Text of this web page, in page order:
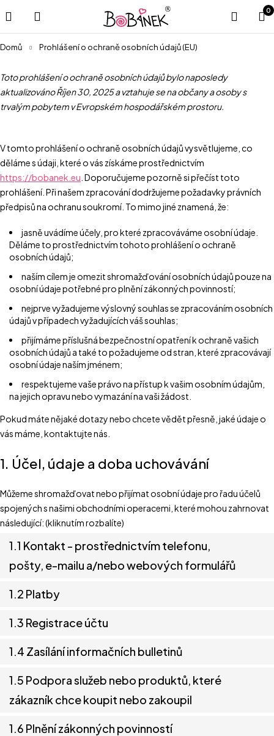
0
Domů Prohlášení o ochraně osobních údajů (EU)
Toto prohlášení o ochraně osobních údajů bylo naposledy
aktualizováno Říjen 30, 2025 a vztahuje se na občany a osoby s
trvalým pobytem v Evropském hospodářském prostoru.
V tomto prohlášení o ochraně osobních údajů vysvětlujeme, co
děláme s údaji, které o vás získáme prostřednictvím
https://bobanek.eu . Doporučujeme pozorně si přečíst toto
prohlášení. Při našem zpracování dodržujeme požadavky právních
předpisů na ochranu soukromí. To mimo jiné znamená, že:
jasně uvádíme účely, pro které zpracováváme osobní údaje.
Děláme to prostřednictvím tohoto prohlášení o ochraně
osobních údajů;
naším cílem je omezit shromažďování osobních údajů pouze na
osobní údaje potřebné pro plnění zákonných povinností;
nejprve vyžadujeme výslovný souhlas se zpracováním osobních
údajů v případech vyžadujících váš souhlas;
přijímáme příslušná bezpečnostní opatření k ochraně vašich
osobních údajů a také to požadujeme od stran, které zpracovávají
osobní údaje naším jménem;
respektujeme vaše právo na přístup k vašim osobním údajům,
na jejich opravu nebo vymazání na vaši žádost.
Pokud máte nějaké dotazy nebo chcete vědět přesně, jaké údaje o
vás máme, kontaktujte nás.
1. Účel, údaje a doba uchovávání
Můžeme shromažďovat nebo přijímat osobní údaje pro řadu účelů
spojených s našimi obchodními operacemi, které mohou zahrnovat
následující: (kliknutím rozbalíte)
1.1 Kontakt - prostřednictvím telefonu,
pošty, e-mailu a/nebo webových formulářů
1.2 Platby
1.3 Registrace účtu
1.4 Zasílání informačních bulletinů
1.5 Podpora služeb nebo produktů, které
zákazník chce koupit nebo zakoupil
1.6 Plnění zákonných povinností